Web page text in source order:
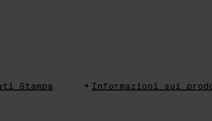
Stampa Informazioni sui